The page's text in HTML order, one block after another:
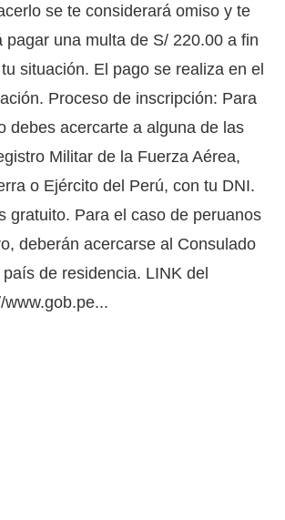
se te considerará omiso y te
pagar una multa de S/ 220.00 a fin
situación. El pago se realiza en el
Proceso de inscripción: Para
debes acercarte a alguna de las
Militar de la Fuerza Aérea,
o Ejército del Perú, con tu DNI.
gratuito. Para el caso de peruanos
deberán acercarse al Consulado
de residencia. LINK del